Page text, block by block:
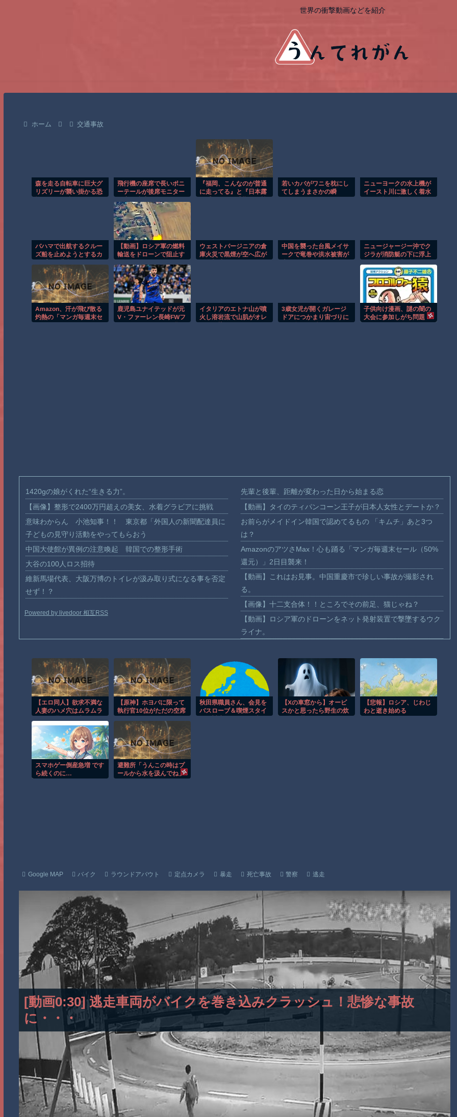
世界の衝撃動画などを紹介
ホーム 交通事故
森を走る自転車に巨大グ
リズリーが襲い掛かる恐
飛行機の座席で長いポニ
ーテールが後席モニター
『福岡、こんなのが普通
に走ってる』と『日本露
若いカバがワニを枕にし
てしまうまさかの瞬
ニューヨークの水上機が
イースト川に激しく着水
バハマで出航するクルー
ズ船を止めようとするカ
【動画】ロシア軍の燃料
輸送をドローンで阻止す
ウェストバージニアの倉
庫火災で黒煙が空へ広が
中国を襲った台風メイサ
ークで竜巻や洪水被害が
ニュージャージー沖でク
ジラが消防艇の下に浮上
Amazon、汗が飛び散る
灼熱の「マンガ毎週末セ
鹿児島ユナイテッドが元
V・ファーレン長崎FWフ
イタリアのエトナ山が噴
火し溶岩流で山肌がオレ
3歳女児が開くガレージ
ドアにつかまり宙づりに
子供向け漫画、謎の闇の
大会に参加しがち問題
1420gの娘がくれた“生きる力”。
【画像】整形で2400万円超えの美女、水着グラビアに挑戦
意味わからん 小池知事！！ 東京都「外国人の新聞配達員に
子どもの見守り活動をやってもらおう
中国大使館が異例の注意喚起 韓国での整形手術
大谷の100人ロス招待
維新馬場代表、大阪万博のトイレが汲み取り式になる事を否定
せず！？
Powered by livedoor 相互RSS
先輩と後輩、距離が変わった日から始まる恋
【動画】タイのティパンコーン王子が日本人女性とデートか？
お前らがメイドイン韓国で認めてるもの 「キムチ」あと3つ
は？
AmazonのアツさMax！心も踊る「マンガ毎週末セール（50%
還元）」2日目襲来！
【動画】これはお見事。中国重慶市で珍しい事故が撮影され
る。
【画像】十二支合体！！ところでその前足、猫じゃね？
【動画】ロシア軍のドローンをネット発射装置で撃墜するウク
ライナ。
て逃げされる車載。
【動画】よく助けられたな。岐阜の川で外国人が溺れてしまう
事故。
渡邊渚さん「私がPTSDと診断された当時、世間はまだPTSDと
いう言葉は浸透されていませんでした」
【エロ同人】欲求不満な
人妻のハメ穴はムラムラ
【原神】ホヨバに限って
執行官10位がただの空席
秋田県職員さん、会見を
バスローブ＆喫煙スタイ
【Xの車窓から】オービ
スかと思ったら野生の炊
【悲報】ロシア、じわじ
わと逝き始める
スマホゲー倒産急増 です
ら続くのに…
避難所「うんこの時はプ
ールから水を汲んでね」
Google MAP バイク ラウンドアバウト 定点カメラ 暴走 死亡事故 警察 逃走
[動画0:30] 逃走車両がバイクを巻き込みクラッシュ！悲惨な事故
に・・・